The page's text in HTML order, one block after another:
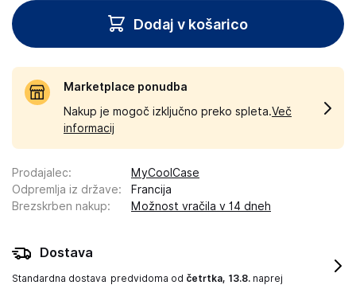
Dodaj v košarico
Marketplace ponudba
Nakup je mogoč izključno preko spleta.Več
informacij
Prodajalec:
MyCoolCase
Odpremlja iz države:
Francija
Brezskrben nakup: Možnost vračila v 14 dneh
Dostava
Standardna dostava predvidoma od četrtka, 13.8. naprej